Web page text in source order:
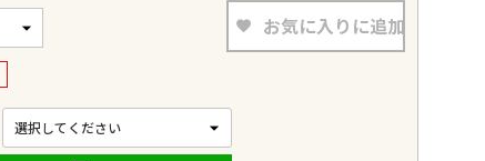
お気に入りに追加